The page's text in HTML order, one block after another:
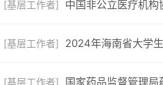
[基层工作者] 中国非公立医疗机
[基层工作者] 2024年海南省大学
[基层工作者] 国家药品监督管理